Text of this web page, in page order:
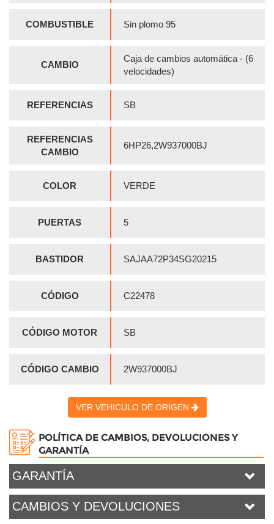
COMBUSTIBLE Sin plomo 95
CAMBIO
Caja de cambios automática - (6
velocidades)
REFERENCIAS SB
REFERENCIAS
CAMBIO
6HP26,2W937000BJ
COLOR VERDE
PUERTAS 5
BASTIDOR SAJAA72P34SG20215
CÓDIGO C22478
CÓDIGO MOTOR SB
CÓDIGO CAMBIO 2W937000BJ
VER VEHICULO DE ORIGEN
POLÍTICA DE CAMBIOS, DEVOLUCIONES Y
GARANTÍA
GARANTÍA
CAMBIOS Y DEVOLUCIONES